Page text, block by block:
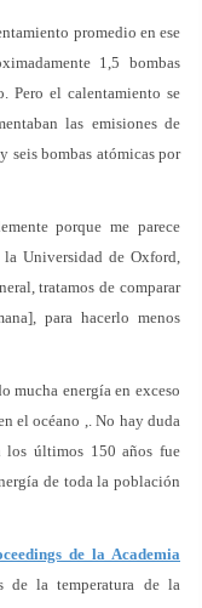
promedio en ese
1,5 bombas
Pero el calentamiento se
las emisiones de
seis bombas atómicas por
porque me parece
Universidad de Oxford,
tratamos de comparar
para hacerlo menos
mucha energía en exceso
el océano ,. No hay duda
los últimos 150 años fue
de toda la población
de la Academia
la temperatura de la